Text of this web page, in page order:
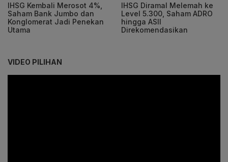
IHSG Kembali Merosot 4%,
Saham Bank Jumbo dan
Konglomerat Jadi Penekan
Utama
IHSG Diramal Melemah ke
Level 5.300, Saham ADRO
hingga ASII
Direkomendasikan
VIDEO PILIHAN